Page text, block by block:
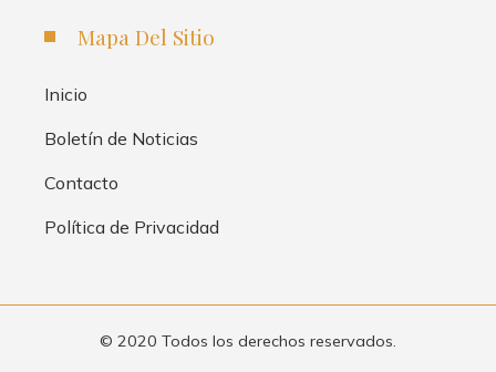
Mapa Del Sitio
Inicio
Boletín de Noticias
Contacto
Política de Privacidad
© 2020 Todos los derechos reservados.